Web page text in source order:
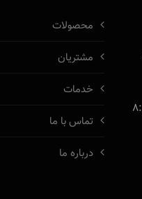
محصولات
مشتریان
خدمات
تماس با ما
درباره ما